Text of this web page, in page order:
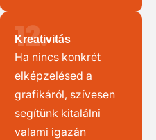
12.
Kreativitás
Ha nincs konkrét
elképzelésed a
grafikáról, szívesen
segítünk kitalálni
valami igazán